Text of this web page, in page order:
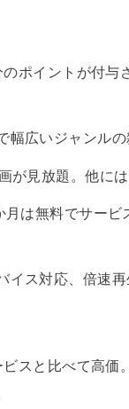
ポイントが付与
幅広いジャンル
が見放題。他に
月は無料でサー
イス対応、倍速
ビスと比べて高